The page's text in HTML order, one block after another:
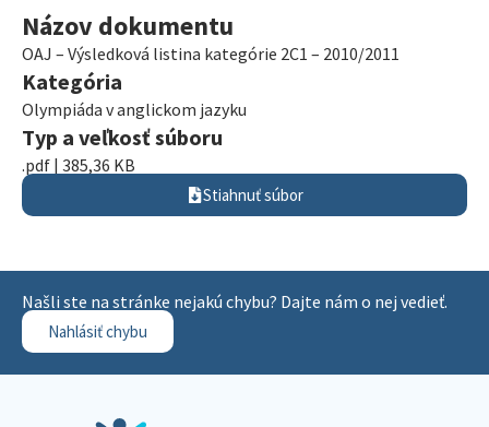
Názov dokumentu
OAJ – Výsledková listina kategórie 2C1 – 2010/2011
Kategória
Olympiáda v anglickom jazyku
Typ a veľkosť súboru
.pdf | 385,36 KB
Stiahnuť súbor
Našli ste na stránke nejakú chybu? Dajte nám o nej vedieť.
Nahlásiť chybu